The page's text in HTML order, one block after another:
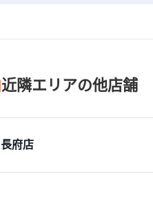
近隣エリアの他店舗
長府店